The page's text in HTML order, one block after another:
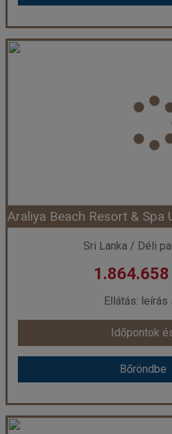
Hikka Tranz by
Város:
Utazás módja:
leírás
Szálláskategória:
DOUBLE SUPERIOR -
Időpont: 2026-
már
Időpontok
Bőröndbe
Sri Lanka / Déli
Ellátás:
Időpontok
Bőröndbe
Araliya Beach Resort & Spa